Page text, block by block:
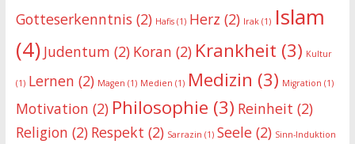
Gotteserkenntnis (2) Hafis(1) Herz (2) Irak(1) Islam
(4) Judentum (2) Koran (2) Krankheit (3) Kultur
(1) Lernen (2) Magen (1) Medien (1) Medizin (3) Migration (1)
Motivation (2) Philosophie (3) Reinheit (2)
Religion (2) Respekt (2) Sarrazin (1) Seele(2) Sinn-Induktion